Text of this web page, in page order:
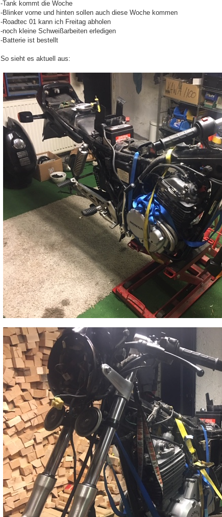
-Tank kommt die Woche
-Blinker vorne und hinten sollen auch diese Woche kommen
-Roadtec 01 kann ich Freitag abholen
-noch kleine Schweißarbeiten erledigen
-Batterie ist bestellt
So sieht es aktuell aus: